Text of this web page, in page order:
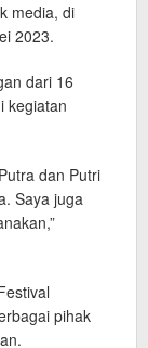
media, di
2023.
dari 16
kegiatan
dan Putri
Saya juga
pihak